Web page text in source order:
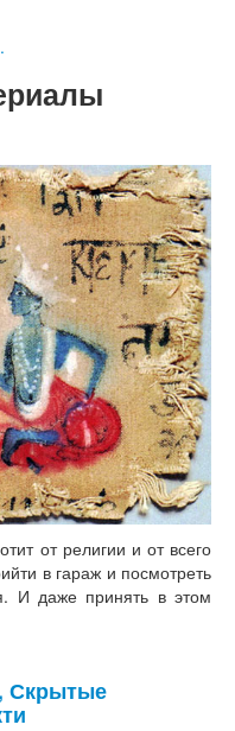
от религии и от всего
в гараж и посмотреть
И даже принять в этом
Скрытые